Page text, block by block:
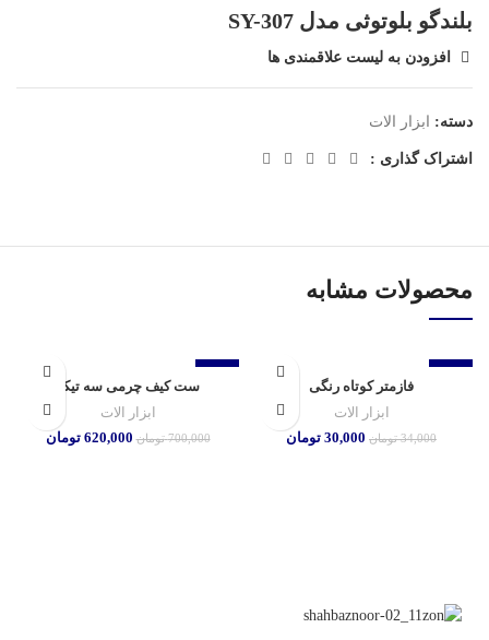
بلندگو بلوتوثی مدل SY-307
افزودن به لیست علاقمندی ها
دسته: ابزار الات
اشتراک گذاری :
محصولات مشابه
-12%
فازمتر کوتاه رنگی
ابزار الات
34,000 تومان 30,000 تومان
-11%
ست کیف چرمی سه تیکه
ابزار الات
700,000 تومان 620,000 تومان